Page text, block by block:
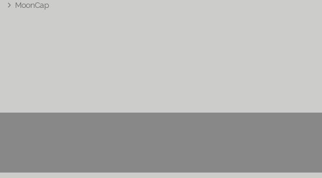
MoonCap